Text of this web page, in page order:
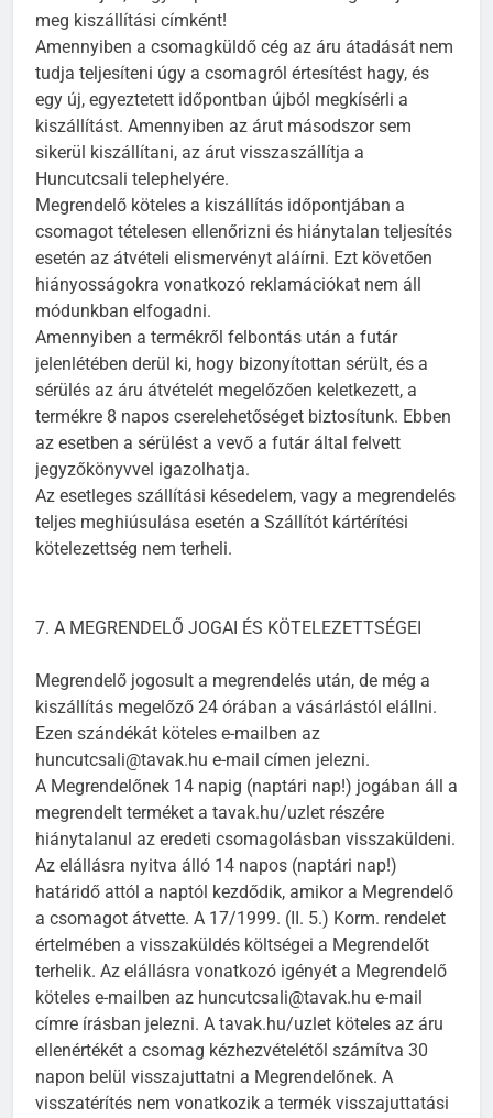
meg kiszállítási címként!
Amennyiben a csomagküldő cég az áru átadását nem
tudja teljesíteni úgy a csomagról értesítést hagy, és
egy új, egyeztetett időpontban újból megkísérli a
kiszállítást. Amennyiben az árut másodszor sem
sikerül kiszállítani, az árut visszaszállítja a
Huncutcsali telephelyére.
Megrendelő köteles a kiszállítás időpontjában a
csomagot tételesen ellenőrizni és hiánytalan teljesítés
esetén az átvételi elismervényt aláírni. Ezt követően
hiányosságokra vonatkozó reklamációkat nem áll
módunkban elfogadni.
Amennyiben a termékről felbontás után a futár
jelenlétében derül ki, hogy bizonyítottan sérült, és a
sérülés az áru átvételét megelőzően keletkezett, a
termékre 8 napos cserelehetőséget biztosítunk. Ebben
az esetben a sérülést a vevő a futár által felvett
jegyzőkönyvvel igazolhatja.
Az esetleges szállítási késedelem, vagy a megrendelés
teljes meghiúsulása esetén a Szállítót kártérítési
kötelezettség nem terheli.
7. A MEGRENDELŐ JOGAI ÉS KÖTELEZETTSÉGEI
Megrendelő jogosult a megrendelés után, de még a
kiszállítás megelőző 24 órában a vásárlástól elállni.
Ezen szándékát köteles e-mailben az
huncutcsali@tavak.hu e-mail címen jelezni.
A Megrendelőnek 14 napig (naptári nap!) jogában áll a
megrendelt terméket a tavak.hu/uzlet részére
hiánytalanul az eredeti csomagolásban visszaküldeni.
Az elállásra nyitva álló 14 napos (naptári nap!)
határidő attól a naptól kezdődik, amikor a Megrendelő
a csomagot átvette. A 17/1999. (II. 5.) Korm. rendelet
értelmében a visszaküldés költségei a Megrendelőt
terhelik. Az elállásra vonatkozó igényét a Megrendelő
köteles e-mailben az huncutcsali@tavak.hu e-mail
címre írásban jelezni. A tavak.hu/uzlet köteles az áru
ellenértékét a csomag kézhezvételétől számítva 30
napon belül visszajuttatni a Megrendelőnek. A
visszatérítés nem vonatkozik a termék visszajuttatási